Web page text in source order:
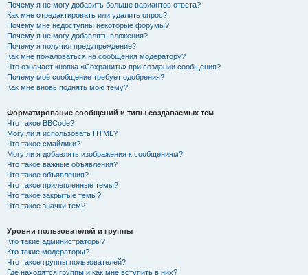
Почему я не могу добавить больше вариантов ответа?
Как мне отредактировать или удалить опрос?
Почему мне недоступны некоторые форумы?
Почему я не могу добавлять вложения?
Почему я получил предупреждение?
Как мне пожаловаться на сообщения модератору?
Что означает кнопка «Сохранить» при создании сообщения?
Почему моё сообщение требует одобрения?
Как мне вновь поднять мою тему?
Форматирование сообщений и типы создаваемых тем
Что такое BBCode?
Могу ли я использовать HTML?
Что такое смайлики?
Могу ли я добавлять изображения к сообщениям?
Что такое важные объявления?
Что такое объявления?
Что такое прилепленные темы?
Что такое закрытые темы?
Что такое значки тем?
Уровни пользователей и группы
Кто такие администраторы?
Кто такие модераторы?
Что такое группы пользователей?
Где находятся группы и как мне вступить в них?